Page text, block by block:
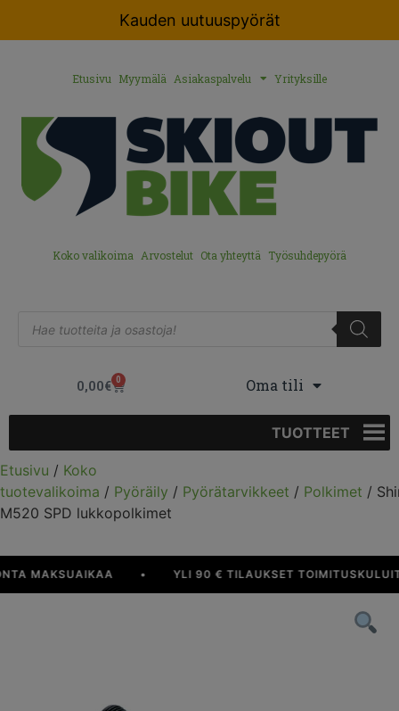
Kauden uutuuspyörät
Etusivu Myymälä Asiakaspalvelu Yrityksille
Koko valikoima Arvostelut Ota yhteyttä Työsuhdepyörä
0,00€ 0 Oma tili
TUOTTEET
Etusivu / Koko
tuotevalikoima / Pyöräily / Pyörätarvikkeet / Polkimet /
M520 SPD lukkopolkimet
MAKSUAIKAA YLI 90 € TILAUKSET TOIMITUSKULUITTA